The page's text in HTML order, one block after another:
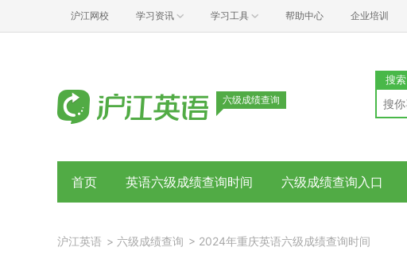
沪江网校 学习资讯 学习工具 帮助中心 企业培训
六级成绩查询
搜索
首页 英语六级成绩查询时间 六级成绩查询入口
沪江英语 > 六级成绩查询 > 2024年重庆英语六级成绩查询时间